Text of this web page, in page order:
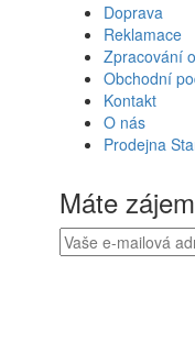
Doprava
Reklamace
Zpracování
Obchodní
Kontakt
O nás
Prodejna
Máte